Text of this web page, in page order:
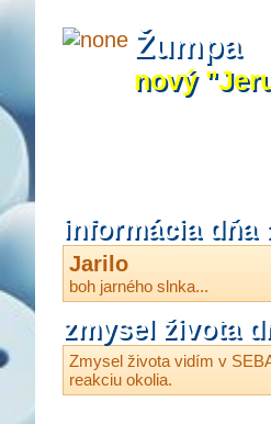
Žumpa
nový
informácia dňa
Jarilo
boh jarného slnka...
zmysel života
Zmysel života vidím v
reakciu okolia.